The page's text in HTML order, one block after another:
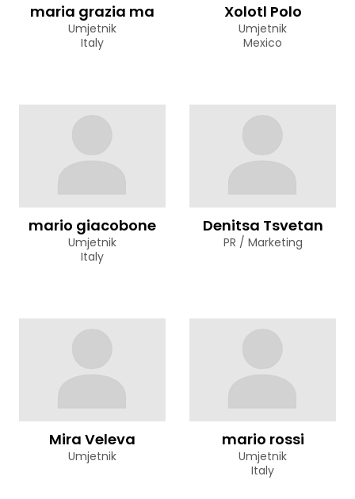
maria grazia ma
Umjetnik
Italy
Xolotl Polo
Umjetnik
Mexico
mario giacobone
Umjetnik
Italy
Denitsa Tsvetan
PR / Marketing
Mira Veleva
Umjetnik
mario rossi
Umjetnik
Italy